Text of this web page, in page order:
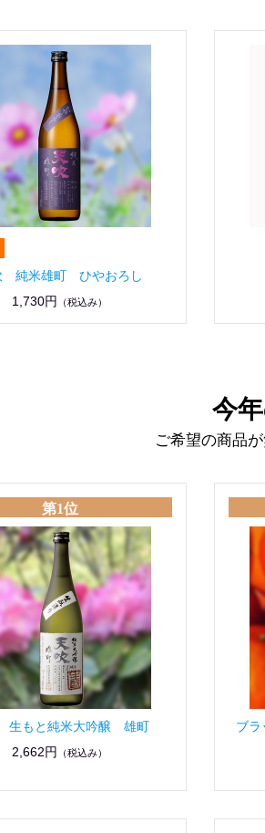
純米雄町 ひやおろし
1,730円
（税込み）
今
ご希望の商品
第1位
生もと純米大吟醸 雄町
2,662円
（税込み）
ブ